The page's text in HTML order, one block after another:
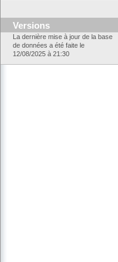
Versions
La dernière mise à jour de la base
de données a été faite le
12/08/2025 à 21:30